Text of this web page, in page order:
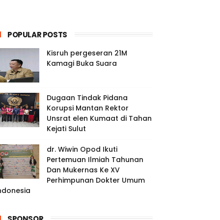
POPULAR POSTS
Kisruh pergeseran 21M
Kamagi Buka Suara
Dugaan Tindak Pidana
Korupsi Mantan Rektor
Unsrat elen Kumaat di Tahan
Kejati Sulut
dr. Wiwin Opod Ikuti
Pertemuan Ilmiah Tahunan
Dan Mukernas Ke XV
Perhimpunan Dokter Umum